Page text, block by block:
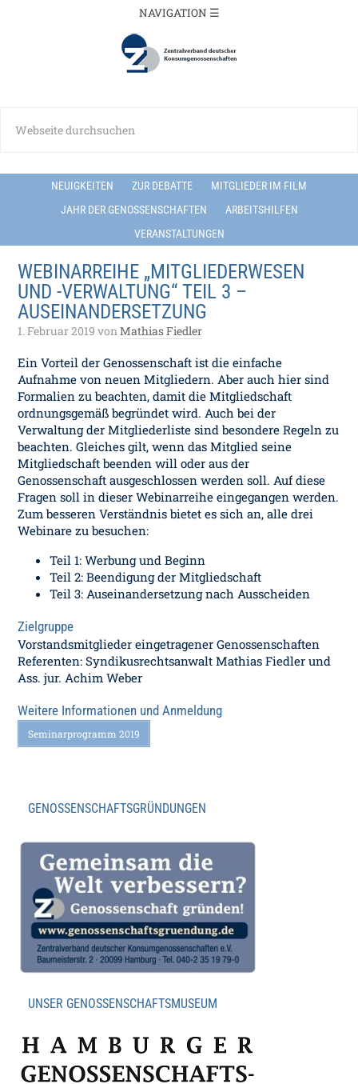
NEUIGKEITEN ZUR DEBATTE
MITGLIEDER IM FILM
JAHR DER GENOSSENSCHAFTEN
ARBEITSHILFEN
VERANSTALTUNGEN
WEBINARREIHE „MITGLIEDERWESEN
UND -VERWALTUNG“ TEIL 3 –
AUSEINANDERSETZUNG
1. Februar 2019 vonMathias Fiedler
Ein Vorteil der Genossenschaft ist die einfache
Aufnahme von neuen Mitgliedern. Aber auch hier sind
Formalien zu beachten, damit die Mitgliedschaft
ordnungsgemäß begründet wird. Auch bei der
Verwaltung der Mitgliederliste sind besondere Regeln zu
beachten. Gleiches gilt, wenn das Mitglied seine
Mitgliedschaft beenden will oder aus der
Genossenschaft ausgeschlossen werden soll. Auf diese
Fragen soll in dieser Webinarreihe eingegangen werden.
Zum besseren Verständnis bietet es sich an, alle drei
Webinare zu besuchen:
Teil 1: Werbung und Beginn
Teil 2: Beendigung der Mitgliedschaft
Teil 3: Auseinandersetzung nach Ausscheiden
Zielgruppe
Vorstandsmitglieder eingetragener Genossenschaften
Referenten: Syndikusrechtsanwalt Mathias Fiedler und
Ass. jur. Achim Weber
Weitere Informationen und Anmeldung
Seminarprogramm 2019
GENOSSENSCHAFTSGRÜNDUNGEN
UNSER GENOSSENSCHAFTSMUSEUM